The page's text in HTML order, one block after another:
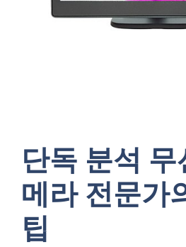
단독 분석
메라 전문가
팁